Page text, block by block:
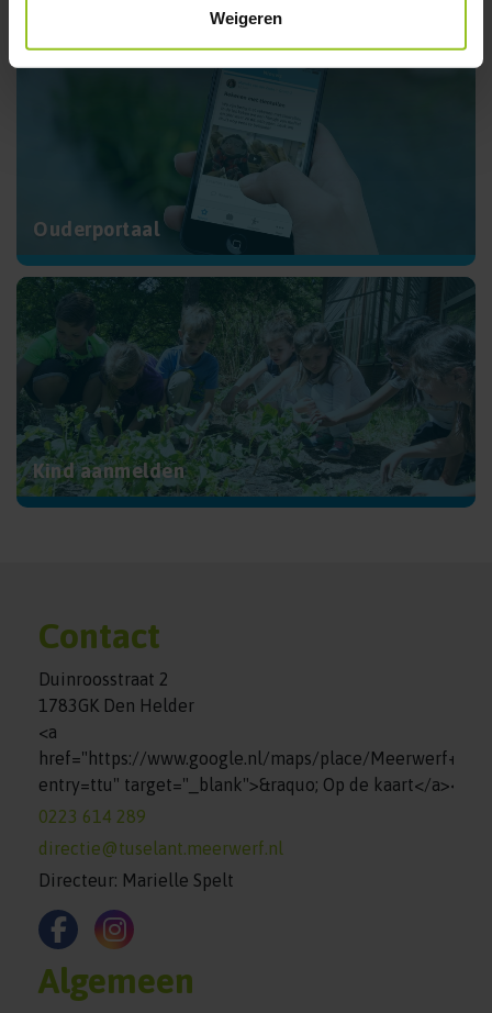
Weigeren
Ouderportaal
Kind aanmelden
Contact
Duinroosstraat 2
1783GK Den Helder
<a
href="https://www.google.nl/maps/place/
entry=ttu" target="_blank">&raquo; Op de kaart</
0223 614 289
directie@tuselant.meerwerf.nl
Directeur: Marielle Spelt
Algemeen